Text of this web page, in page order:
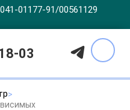
01177-91/00561129
03